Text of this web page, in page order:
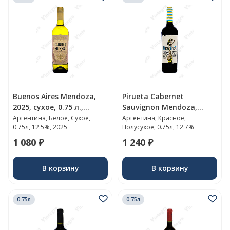
Buenos Aires Mendoza,
2025, сухое, 0.75 л.,
12.5%, Аргентина
Аргентина, Белое, Сухое,
0.75л, 12.5%, 2025
1 080 ₽
В корзину
Pirueta Cabernet
Sauvignon Mendoza,
полусухое, 0.75 л., 12.7%,
Аргентина
Аргентина, Красное,
Полусухое, 0.75л, 12.7%
1 240 ₽
В корзину
0.75л 0.75л